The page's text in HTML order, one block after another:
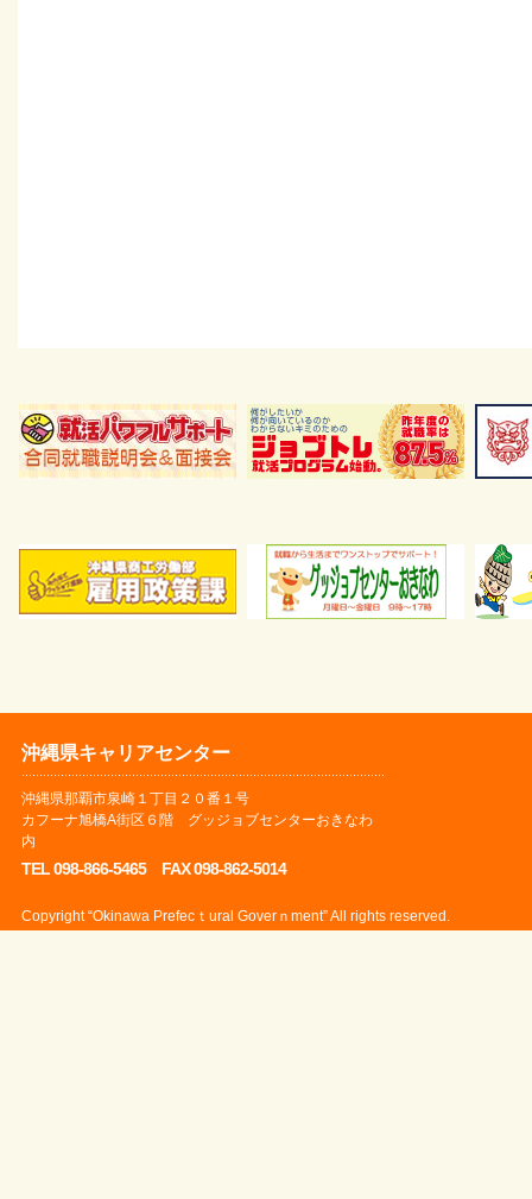
沖縄県キャリアセンター
沖縄県那覇市泉崎１丁目２０番１号
カフーナ旭橋A街区６階 グッジョブセンターおきなわ
内
TEL 098-866-5465 FAX 098-862-5014
Copyright “Okinawa Prefecｔural Goverｎment” All rights reserved.